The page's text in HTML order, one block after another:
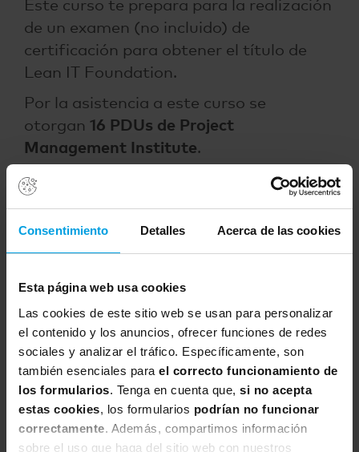
Consentimiento Detalles Acerca de las cookies
Esta página web usa cookies
Las cookies de este sitio web se usan para personalizar
el contenido y los anuncios, ofrecer funciones de redes
sociales y analizar el tráfico. Específicamente, son
también esenciales para el correcto funcionamiento de
los formularios. Tenga en cuenta que, si no acepta
estas cookies, los formularios podrían no funcionar
correctamente. Además, compartimos información
sobre el uso que haga del sitio web con nuestros
Este curso te prepara para la realización
de un examen (no incluido) de
certificación para obtener el título de
Lean IT Foundation.
Por la asistencia a este curso se
otorgan 16 PDUs de Project
Management Institute.
VER CERTIFICACIÓN
trademark of The APM Group Limited.
All rights reserved.
Acreditación
Solo aquellos que superen la prueba de
evaluación recibirán el diploma
acreditativo. Y el Certificado de
Asistencia al curso JST 291 se emitirá a